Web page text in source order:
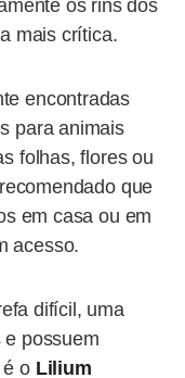
os rins dos
mais crítica.
encontradas
para animais
folhas, flores ou
que
em casa ou em
acesso.
difícil, uma
possuem
o Lilium